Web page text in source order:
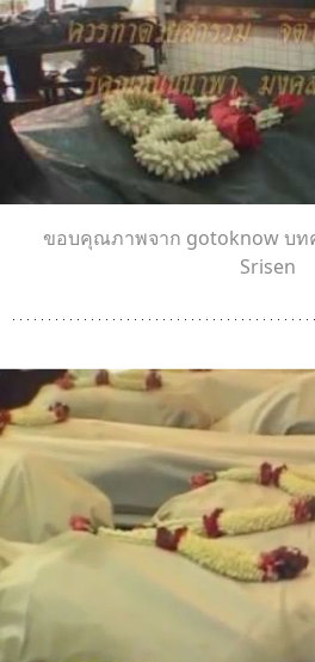
ขอบคุณภาพจาก gotoknow บท
Srisen